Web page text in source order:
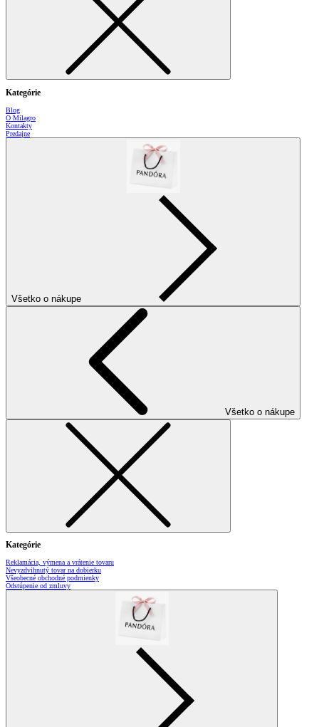
Kategórie
Blog
O Milagro
Kontakty
Predajne
Všetko o nákupe
Všetko o nákupe
Kategórie
Reklamácia, výmena a vrátenie tovaru
Nevyzdvihnutý tovar na dobierku
Všeobecné obchodné podmienky
Odstúpenie od zmluvy